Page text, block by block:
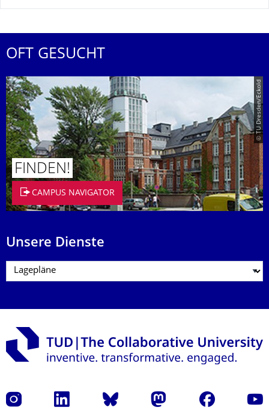
OFT GESUCHT
© TU Dresden/Eckold
FINDEN!
CAMPUS NAVIGATOR
Unsere Dienste
Instagram LinkedIn Bluesky Mastodon Facebook